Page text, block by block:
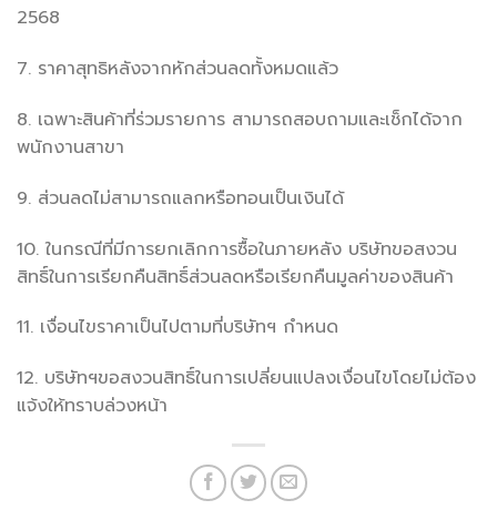
2568
7. ราคาสุทธิหลังจากหักส่วนลดทั้งหมดแล้ว
8. เฉพาะสินค้าที่ร่วมรายการ สามารถสอบถามและเช็กได้จาก
พนักงานสาขา
9. ส่วนลดไม่สามารถแลกหรือทอนเป็นเงินได้
10. ในกรณีที่มีการยกเลิกการซื้อในภายหลัง บริษัทขอสงวน
สิทธิ์ในการเรียกคืนสิทธิ์ส่วนลดหรือเรียกคืนมูลค่าของสินค้า
11. เงื่อนไขราคาเป็นไปตามที่บริษัทฯ กำหนด
12. บริษัทฯขอสงวนสิทธิ์ในการเปลี่ยนแปลงเงื่อนไขโดยไม่ต้อง
แจ้งให้ทราบล่วงหน้า